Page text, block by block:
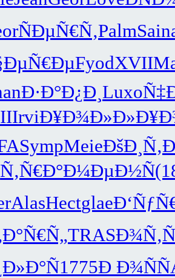
ÑÐµÑ€Ñ‚PalmSain
FyodXVII
Ð·Ð°Ð¿Ð¸ Luxo
IrviÐ¥Ð¾Ð»Ð»
SympMeie
Ð¼ÐµÐ½Ñ
AlasHectglae
TRAS
1775Ð Ð¾ÑÑ